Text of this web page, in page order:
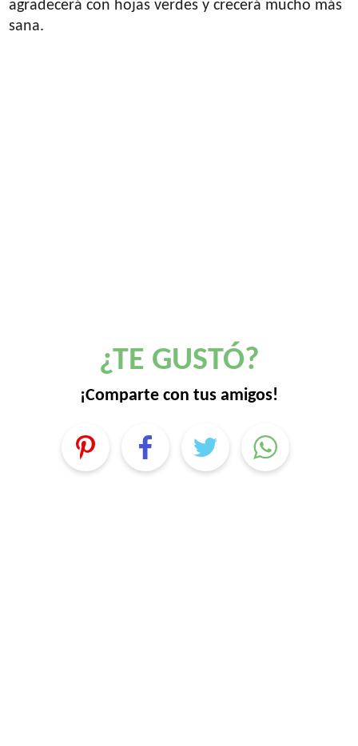
agradecerá con hojas verdes y crecerá mucho más
sana.
¿TE GUSTÓ?
¡Comparte con tus amigos!